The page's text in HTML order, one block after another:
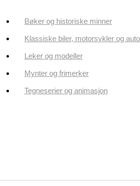
Bøker og historiske minner
Klassiske biler, motorsykler og
Leker og modeller
Mynter og frimerker
Tegneserier og animasjon